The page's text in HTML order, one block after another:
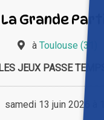
La Grande
à Toulouse (31)
LES JEUX PASSE
13 juin 2026 à